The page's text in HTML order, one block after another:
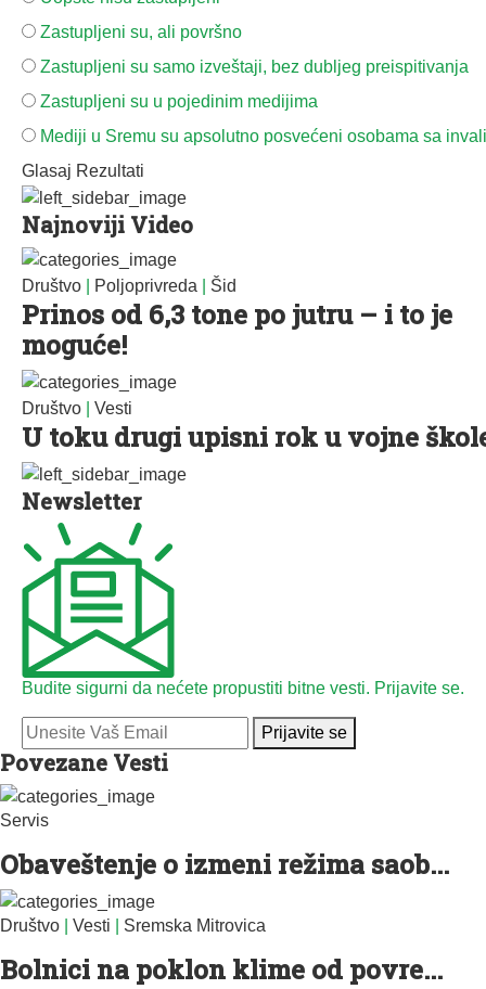
Zastupljeni su, ali površno
Zastupljeni su samo izveštaji, bez dubljeg preispitivanja
Zastupljeni su u pojedinim medijima
Mediji u Sremu su apsolutno posvećeni osobama sa
Glasaj Rezultati
Najnoviji Video
Društvo Poljoprivreda Šid
Prinos od 6,3 tone po jutru – i to je
moguće!
Društvo Vesti
U toku drugi upisni rok u vojne
Newsletter
Budite sigurni da nećete propustiti bitne vesti. Prijavite se.
Prijavite se
Povezane Vesti
Servis
Obaveštenje o izmeni režima saob...
Društvo Vesti Sremska Mitrovica
Bolnici na poklon klime od povre...